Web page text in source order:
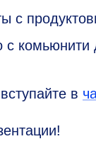
с
с комьюнити
в